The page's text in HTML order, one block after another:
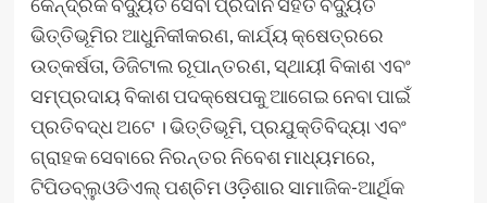
ଭିତ୍ତିଭୂମିର ଆଧୁନିକୀକରଣ, କାର୍ଯ୍ୟ କ୍ଷେତ୍ରରେ
ଉତ୍କର୍ଷତା, ଡିଜିଟାଲ ରୂପାନ୍ତରଣ, ସ୍ଥାୟୀ ବିକାଶ ଏବଂ
ସମ୍ପ୍ରଦାୟ ବିକାଶ ପଦକ୍ଷେପକୁ ଆଗେଇ ନେବା ପାଇଁ
ପ୍ରତିବଦ୍ଧ ଅଟେ । ଭିତ୍ତିଭୂମି, ପ୍ରଯୁକ୍ତିବିଦ୍ୟା ଏବଂ
ଗ୍ରାହକ ସେବାରେ ନିରନ୍ତର ନିବେଶ ମାଧ୍ୟମରେ,
ଟିପିଡବ୍ଲୁଓଡିଏଲ୍ ପଶ୍ଚିମ ଓଡ଼ିଶାର ସାମାଜିକ-ଆର୍ଥିକ